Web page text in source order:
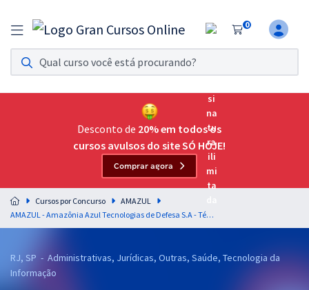
0
Assinatura Ilimitada 11
Acesso a todos os cursos. Teste grátis por 7 dias!
Assinatura OAB Até Passar
Acesso ilimitado a toda preparação para o Exame da
Residências Multiprofissionais
Preparação completa e intensiva para as principais
residências em saúde do Brasil
Assinatura Ilimitada
Desconto de 20% em todos os
cursos avulsos do site SÓ HOJE!
Comprar agora
Cursos por Concurso
AMAZUL
AMAZUL - Amazônia Azul Tecnologias de Defesa S.A - Técnico em Desenvolvimento de Tecnologia Nuclear e Defesa - Perfil 14: Técnico de Enfermagem do Trabalho
RJ, SP - Administrativas, Jurídicas, Outras, Saúde, Tecnologia da
Informação